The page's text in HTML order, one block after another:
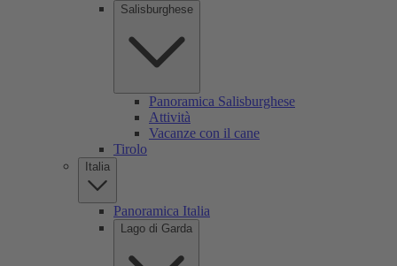
Salisburghese
Panoramica Salisburghese
Attività
Vacanze con il cane
Tirolo
Italia
Panoramica Italia
Lago di Garda